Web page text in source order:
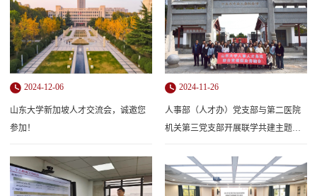
2024-12-06
山东大学新加坡人才交流会，诚邀您
参加！
2024-11-26
人事部（人才办）党支部与第二医院
机关第三党支部开展联学共建主题党